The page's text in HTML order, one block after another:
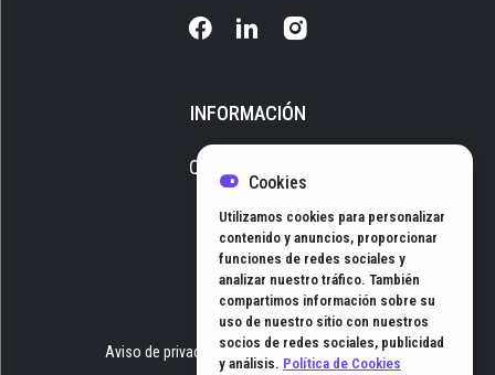
INFORMACIÓN
Quiénes somos
Newsletter
Contacto
Aviso de privacidad Términos y Condiciones
Cookies
Utilizamos cookies para personalizar
contenido y anuncios, proporcionar
funciones de redes sociales y
analizar nuestro tráfico. También
compartimos información sobre su
uso de nuestro sitio con nuestros
socios de redes sociales, publicidad
y análisis. Política de Cookies